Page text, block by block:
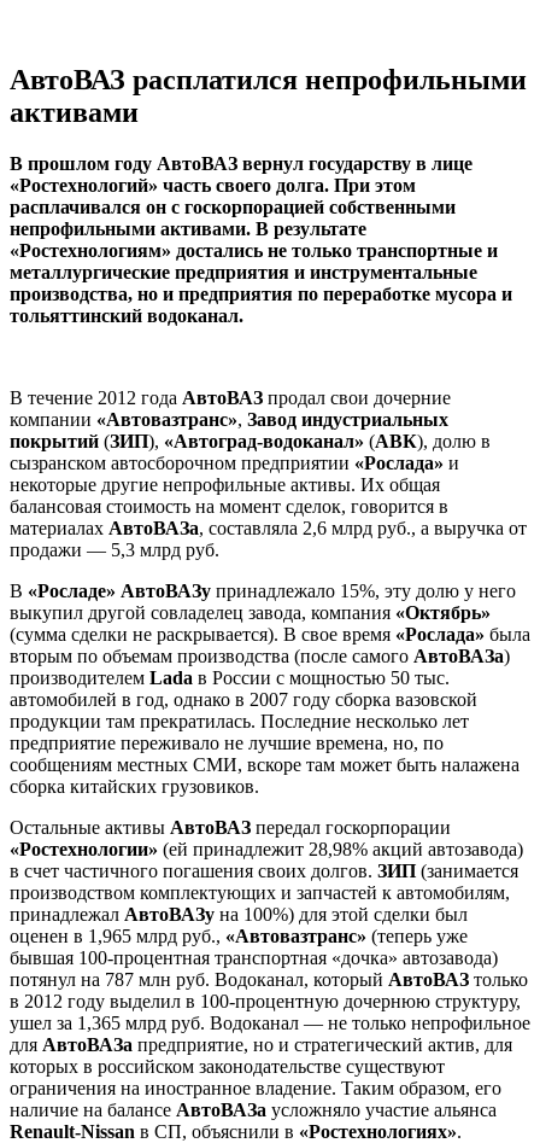
АвтоВАЗ расплатился непрофильными
активами
В прошлом году АвтоВАЗ вернул государству в лице
«Ростехнологий» часть своего долга. При этом
расплачивался он с госкорпорацией собственными
непрофильными активами. В результате
«Ростехнологиям» достались не только транспортные и
металлургические предприятия и инструментальные
производства, но и предприятия по переработке мусора и
тольяттинский водоканал.
В течение 2012 года АвтоВАЗ продал свои дочерние
компании «Автовазтранс», Завод индустриальных
покрытий (ЗИП), «Автоград-водоканал» (АВК), долю в
сызранском автосборочном предприятии «Рослада» и
некоторые другие непрофильные активы. Их общая
балансовая стоимость на момент сделок, говорится в
материалах АвтоВАЗа, составляла 2,6 млрд руб., а выручка от
продажи — 5,3 млрд руб.
В «Росладе» АвтоВАЗу принадлежало 15%, эту долю у него
выкупил другой совладелец завода, компания «Октябрь»
(сумма сделки не раскрывается). В свое время «Рослада» была
вторым по объемам производства (после самого АвтоВАЗа)
производителем Lada в России с мощностью 50 тыс.
автомобилей в год, однако в 2007 году сборка вазовской
продукции там прекратилась. Последние несколько лет
предприятие переживало не лучшие времена, но, по
сообщениям местных СМИ, вскоре там может быть налажена
сборка китайских грузовиков.
Остальные активы АвтоВАЗ передал госкорпорации
«Ростехнологии» (ей принадлежит 28,98% акций автозавода)
в счет частичного погашения своих долгов. ЗИП (занимается
производством комплектующих и запчастей к автомобилям,
принадлежал АвтоВАЗу на 100%) для этой сделки был
оценен в 1,965 млрд руб., «Автовазтранс» (теперь уже
бывшая 100-процентная транспортная «дочка» автозавода)
потянул на 787 млн руб. Водоканал, который АвтоВАЗ только
в 2012 году выделил в 100-процентную дочернюю структуру,
ушел за 1,365 млрд руб. Водоканал — не только непрофильное
для АвтоВАЗа предприятие, но и стратегический актив, для
которых в российском законодательстве существуют
ограничения на иностранное владение. Таким образом, его
наличие на балансе АвтоВАЗа усложняло участие альянса
Renault-Nissan в СП, объяснили в «Ростехнологиях».